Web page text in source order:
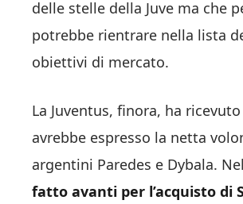
delle stelle della Juve ma che
potrebbe rientrare nella lista
obiettivi di mercato.
La Juventus, finora, ha
avrebbe espresso la netta
argentini Paredes e Dybala.
fatto avanti per l’acquisto di